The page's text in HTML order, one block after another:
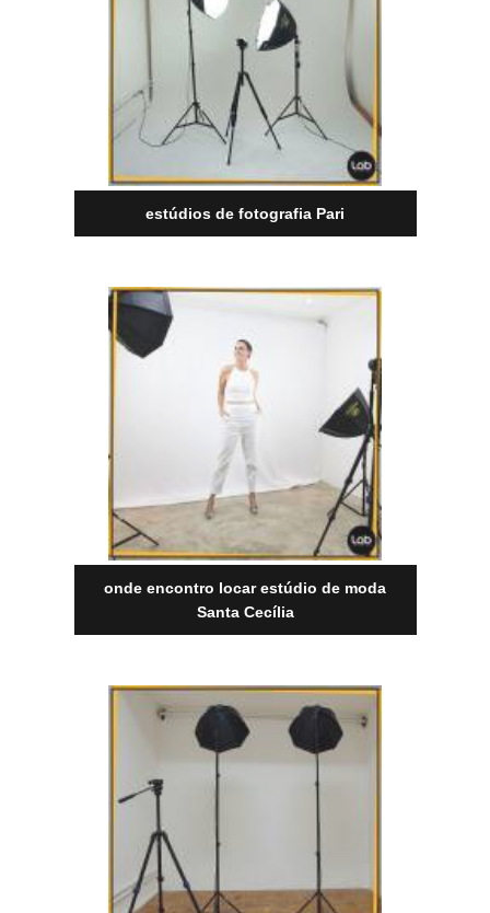
estúdios de fotografia Pari
onde encontro locar estúdio de moda
Santa Cecília